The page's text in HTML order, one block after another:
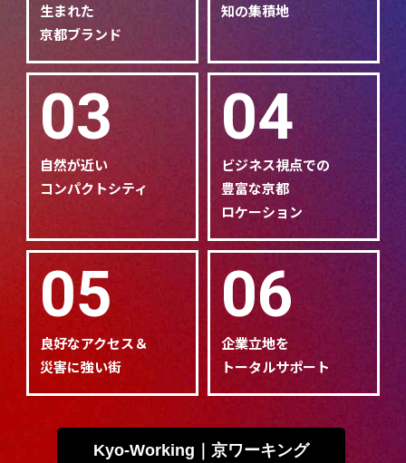
生まれた
京都ブランド
知の集積地
03
自然が近い
コンパクトシティ
04
ビジネス視点での
豊富な京都
ロケーション
05
良好なアクセス＆
災害に強い街
06
企業立地を
トータルサポート
Kyo-Working｜京ワーキング